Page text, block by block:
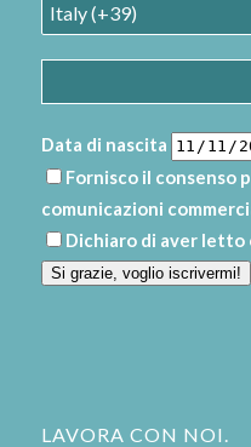
Data di nascita
Fornisco il consenso
comunicazioni
Dichiaro di aver letto
Si grazie, voglio iscrivermi!
LAVORA CON NOI.